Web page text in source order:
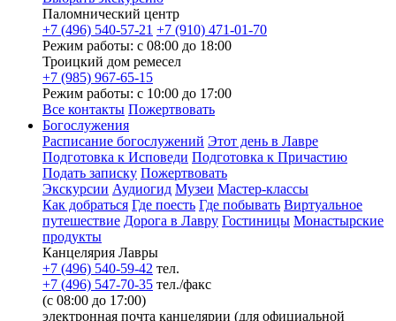
Паломнический центр
+7 (496) 540-57-21 +7 (910) 471-01-70
Режим работы: с 08:00 до 18:00
Троицкий дом ремесел
+7 (985) 967-65-15
Режим работы: с 10:00 до 17:00
Все контакты Пожертвовать
Богослужения
Расписание богослужений Этот день в Лавре
Подготовка к Исповеди Подготовка к Причастию
Подать записку Пожертвовать
Экскурсии Аудиогид Музеи Мастер-классы
Как добраться Где поесть Где побывать Виртуальное
путешествие Дорога в Лавру Гостиницы Монастырские
продукты
Канцелярия Лавры
+7 (496) 540-59-42 тел.
+7 (496) 547-70-35 тел./факс
(с 08:00 до 17:00)
электронная почта канцелярии (для официальной